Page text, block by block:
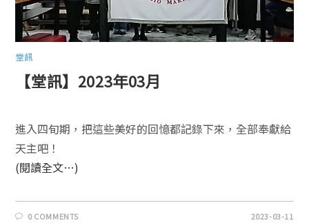
堂訊
【堂訊】2023年03月
進入四旬期，把這些美好的回憶都記錄下來，全部奉獻給
天主吧！
(閱讀全文…)
0 COMMENTS 2023-03-11